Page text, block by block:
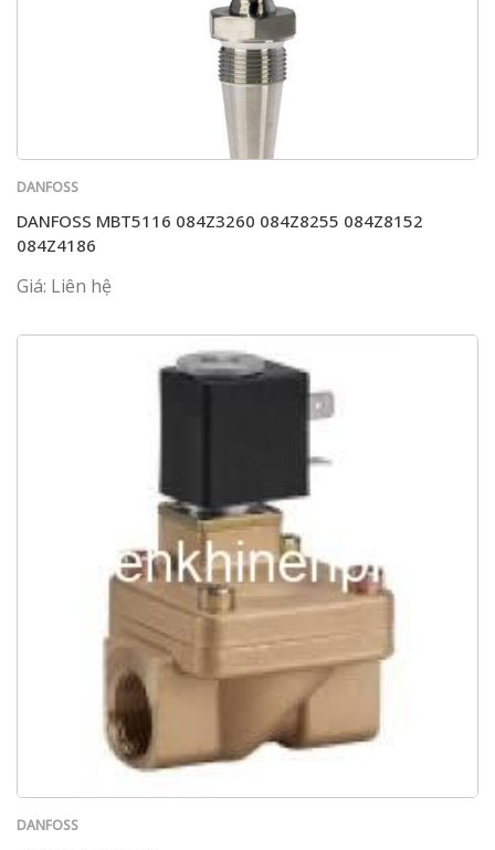
DANFOSS
DANFOSS MBT5116 084Z3260 084Z8255 084Z8152
084Z4186
Giá: Liên hệ
DANFOSS